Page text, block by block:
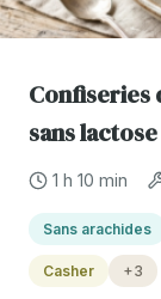
Confiseries
sans lactose
1 h 10 min
Sans arachides
Casher +3